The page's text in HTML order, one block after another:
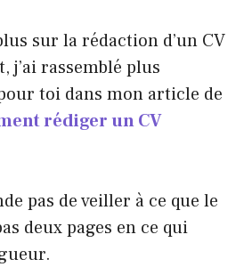
sur la rédaction d’un CV
j’ai rassemblé plus
toi dans mon article de
rédiger un CV
pas de veiller à ce que le
deux pages en ce qui